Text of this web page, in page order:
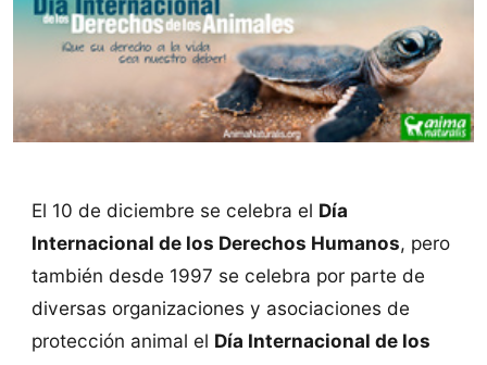
El 10 de diciembre se celebra el Día
Internacional de los Derechos Humanos, pero
también desde 1997 se celebra por parte de
diversas organizaciones y asociaciones de
protección animal el Día Internacional de los